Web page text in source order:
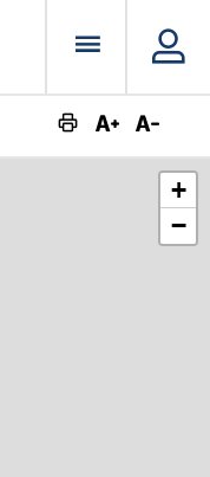
Menu
+
−